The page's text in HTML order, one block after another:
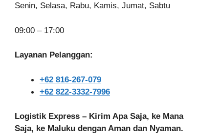
Senin, Selasa, Rabu, Kamis, Jumat, Sabtu
09:00 – 17:00
Layanan Pelanggan:
+62 816-267-079
+62 822-3332-7996
Logistik Express – Kirim Apa Saja, ke Mana
Saja, ke Maluku dengan Aman dan Nyaman.